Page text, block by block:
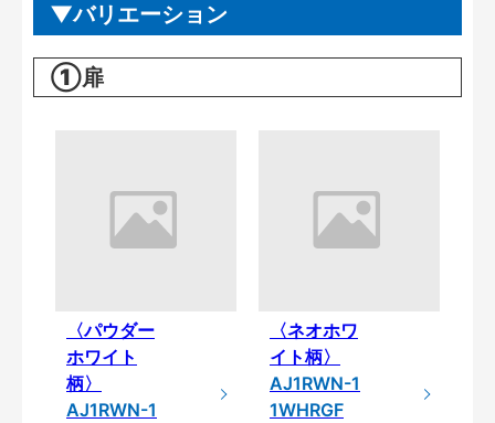
バリエーション
①扉
〈パウダー
ホワイト
柄〉
AJ1RWN-1
〈ネオホワ
イト柄〉
AJ1RWN-1
1WHRGF